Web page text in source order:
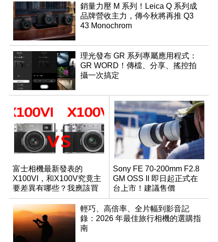
銷量力壓 M 系列！Leica Q 系列成
品牌營收主力，傳今秋將再推 Q3
43 Monochrom
理光發布 GR 系列專屬應用程式：
GR WORD！傳檔、分享、搖控拍
攝一次搞定
富士相機最新發表的
X100VI，和X100V究竟主
要差異有哪些？我應該買
哪一台？
Sony FE 70-200mm F2.8
GM OSS II 即日起正式在
台上市！建議售價
NT$76,980
輕巧、高倍率、全片幅到影音記
錄：2026 年最佳旅行相機的選購指
南